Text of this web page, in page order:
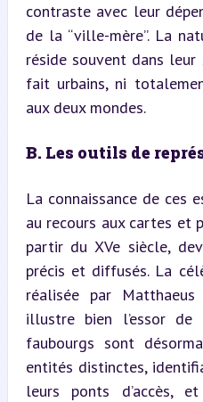
contraste avec leur
de la “ville-mère”. La
réside souvent dans
fait urbains, ni
aux deux mondes.
B. Les outils de
La connaissance de ces
au recours aux cartes et
partir du XVe siècle,
précis et diffusés. La
réalisée par
illustre bien l’essor
faubourgs sont
entités distinctes,
leurs ponts d’accès,